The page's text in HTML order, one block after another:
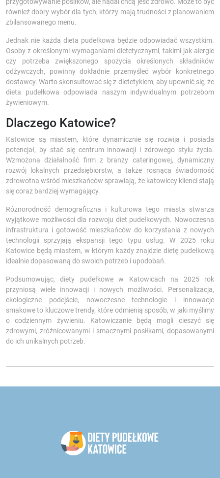
również dobry wybór dla tych, którzy mają trudności z planowaniem
zbilansowanego menu.
Jednak nie każda dieta pudełkowa będzie odpowiadać wszystkim.
Osoby z określonymi wymaganiami dietetycznymi, takimi jak alergie
czy potrzeba zwiększonego spożycia określonych składników
odżywczych, powinny dokładnie przemyśleć wybór konkretnego
dostawcy. Warto skonsultować się z dietetykiem, aby upewnić się, że
dieta pudełkowa odpowiada naszym indywidualnym potrzebom
żywieniowym.
Dlaczego Katowice?
Katowice są miastem, które dynamicznie się rozwija i posiada
potencjał, by stać się centrum innowacji i zdrowego stylu życia.
Wzmożona działalność firm z branży cateringowej, dynamiczny
rozwój lokalnych przedsiębiorstw, a także rosnąca świadomość
zdrowotna wśród mieszkańców sprawiają, że katowiccy klienci stają
się coraz bardziej wymagający.
Różnorodność demograficzna i kulturowa tego miasta stwarza
wyjątkowe możliwości dla rozwoju diet pudełkowych. Nowoczesna
infrastruktura i gotowość mieszkańców do korzystania z nowych
technologii sprzyjają ekspansji tego typu usług. W 2025 roku
Katowice będą miastem, w którym każdy znajdzie dietę pudełkową
idealnie dopasowaną do swoich potrzeb i upodobań.
Podsumowując, diety pudełkowe w Katowicach na 2025 rok
przyniosą wiele innowacji i nowych możliwości. Personalizacja,
ekologiczne podejście, nowoczesne technologie i innowacje
smakowe to kluczowe trendy, które odmienią sposób, w jaki myślimy
o codziennym żywieniu. Katowiczanie będą mogli cieszyć się
zdrowymi, zróżnicowanymi i smacznymi posiłkami, dopasowanymi
do ich unikalnych potrzeb.